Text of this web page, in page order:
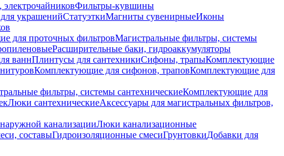
Фильтры-кувшины
украшенийСтатуэткиМагниты сувенирныеИконы
для проточных фильтровМагистральные фильтры, системы
Расширительные баки, гидроаккумуляторы
ваннПлинтусы для сантехникиСифоны, трапыКомплектующие
Комплектующие для сифонов, траповКомплектующие для
фильтры, системы сантехническиеКомплектующие для
Люки сантехническиеАксессуары для магистральных фильтров,
канализацииЛюки канализационные
составыГидроизоляционные смесиГрунтовкиДобавки для